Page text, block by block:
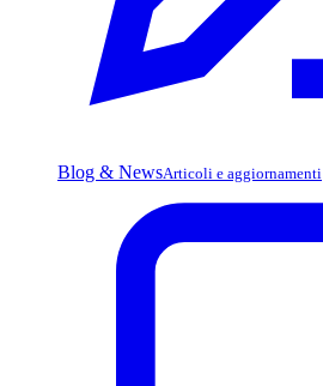
Blog & NewsArticoli e aggiornamenti